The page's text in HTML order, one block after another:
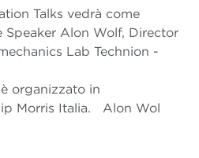
Talks vedrà come
Alon Wolf, Director
Lab Technion -
organizzato in
Morris Italia. Alon Wol